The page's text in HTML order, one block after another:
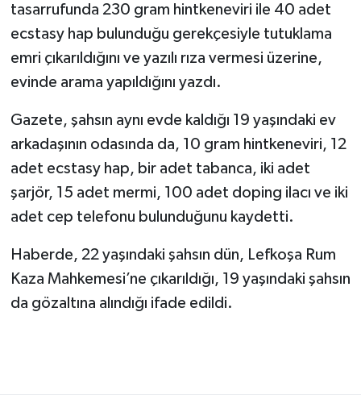
tasarrufunda 230 gram hintkeneviri ile 40 adet
ecstasy hap bulunduğu gerekçesiyle tutuklama
emri çıkarıldığını ve yazılı rıza vermesi üzerine,
evinde arama yapıldığını yazdı.
Gazete, şahsın aynı evde kaldığı 19 yaşındaki ev
arkadaşının odasında da, 10 gram hintkeneviri, 12
adet ecstasy hap, bir adet tabanca, iki adet
şarjör, 15 adet mermi, 100 adet doping ilacı ve iki
adet cep telefonu bulunduğunu kaydetti.
Haberde, 22 yaşındaki şahsın dün, Lefkoşa Rum
Kaza Mahkemesi’ne çıkarıldığı, 19 yaşındaki şahsın
da gözaltına alındığı ifade edildi.